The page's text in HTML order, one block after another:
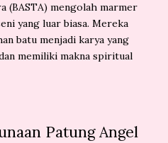
(BASTA) mengolah marmer
yang luar biasa. Mereka
batu menjadi karya yang
memiliki makna spiritual
Patung Angel